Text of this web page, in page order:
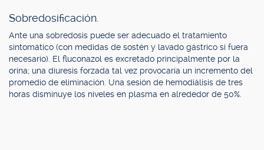
Sobredosificación.
Ante una sobredosis puede ser adecuado el tratamiento
sintomático (con medidas de sostén y lavado gástrico si fuera
necesario). El fluconazol es excretado principalmente por la
orina; una diuresis forzada tal vez provocaría un incremento del
promedio de eliminación. Una sesión de hemodiálisis de tres
horas disminuye los niveles en plasma en alrededor de 50%.